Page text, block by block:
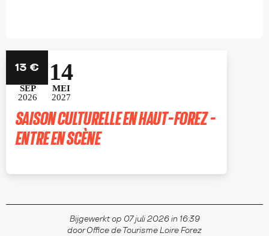
13 €
25
SEP
2026
14
MEI
2027
SAISON CULTURELLE EN HAUT-FOREZ -
ENTRE EN SCÈNE
Bijgewerkt op 07 juli 2026 in 16:39
door Office de Tourisme Loire Forez